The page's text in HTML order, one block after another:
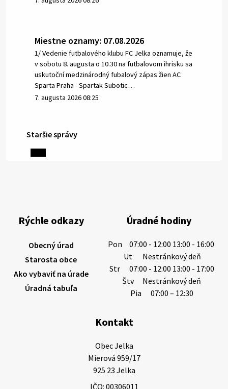
Miestne oznamy: 07.08.2026
1/ Vedenie futbalového klubu FC Jelka oznamuje, že
v sobotu 8. augusta o 10.30 na futbalovom ihrisku sa
uskutoční medzinárodný fubalový zápas žien AC
Sparta Praha - Spartak Subotic…
7. augusta 2026 08:25
6. augusta 2026 08:13
výdatnosti vodárenských zdrojov.
Západoslovenská vodárenská spoločnosť preto
6. augusta 2026 08:12
5. augusta 2026 13:10
Smútočný oznam: 05.08.2026 1/ Vážení obyvatelia!S
hlbokým zármutkom Vám oznamujeme, že vo veku
73 rokov nás opustila Irena Tanková, rodená
Tanková. Pohreb zosnulej bude dňa 6.08.20…
5. augusta 2026 12:59
Staršie správy
Rýchle odkazy
Obecný úrad
Starosta obce
Ako vybaviť na úrade
Úradná tabuľa
Úradné hodiny
Pon
07:00 - 12:00 13:00 - 16:00
Ut
Nestránkový deň
Str
07:00 - 12:00 13:00 - 17:00
Štv
Nestránkový deň
Pia
07:00 – 12:30
Kontakt
Obec Jelka
Mierová 959/17
925 23 Jelka
IČO: 00306011